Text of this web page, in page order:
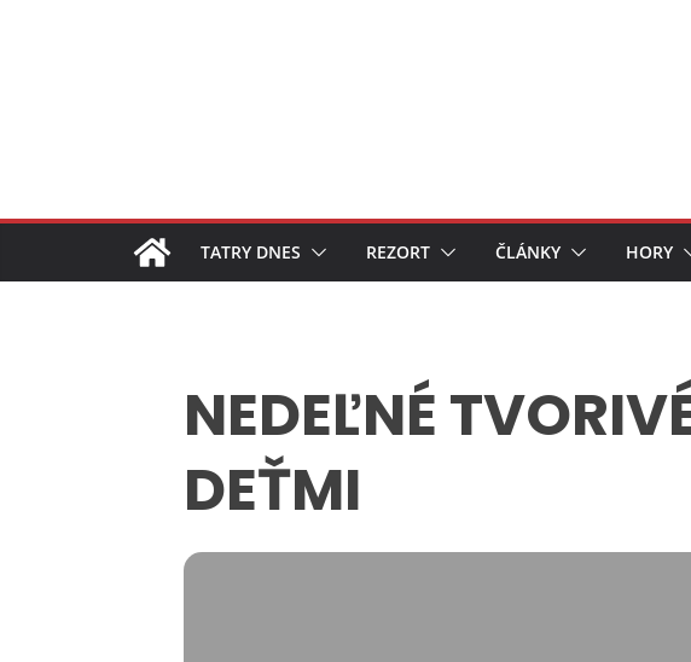
TATRY DNES REZORT ČLÁNKY HORY
NEDEĽNÉ
DEŤMI